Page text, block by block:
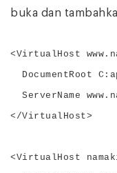
buka dan
<VirtualHost
DocumentRoot
ServerName
</VirtualHost>
<VirtualHost